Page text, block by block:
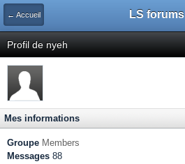
← Accueil LS forums
Profil de nyeh
Mes informations
Groupe Members
Messages 88